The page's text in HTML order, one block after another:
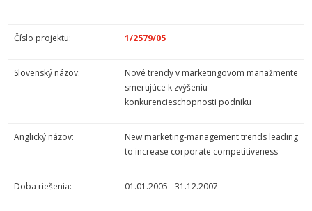
Číslo projektu: 1/2579/05
Slovenský názov:
Nové trendy v marketingovom manažmente
smerujúce k zvýšeniu
konkurencieschopnosti podniku
Anglický názov:
New marketing-management trends leading
to increase corporate competitiveness
Doba riešenia: 01.01.2005 - 31.12.2007